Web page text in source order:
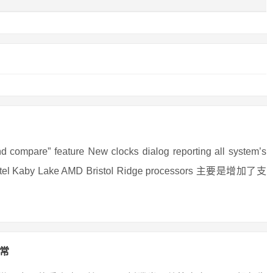
feature New clocks dialog reporting all system’s
Kaby Lake AMD Bristol Ridge processors 主要是增加了支